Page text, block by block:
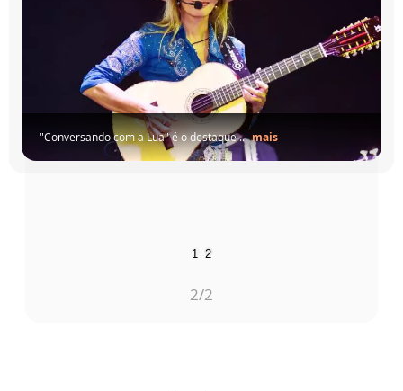
"Conversando com a Lua" é o
1 2
1/2